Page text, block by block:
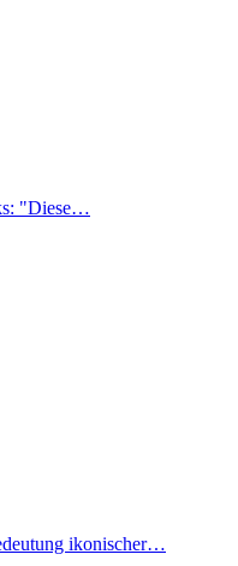
"Diese…
ikonischer…